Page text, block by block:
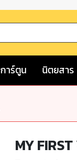
การ์ตูน นิตยสาร
MY